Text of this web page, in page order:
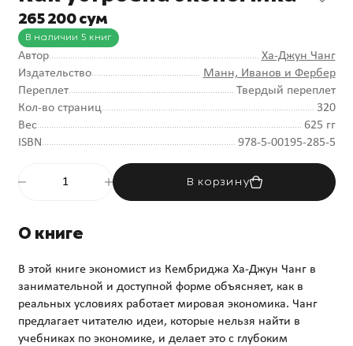
265 200 сум
В наличии 5 книг
Автор
Ха-Джун Чанг
Издательство
Манн, Иванов и Фербер
Переплет
Твердый переплет
Кол-во страниц
320
Вес
625 гг
ISBN
978-5-00195-285-5
В корзину
О книге
В этой книге экономист из Кембриджа Ха-Джун Чанг в
занимательной и доступной форме объясняет, как в
реальных условиях работает мировая экономика. Чанг
предлагает читателю идеи, которые нельзя найти в
учебниках по экономике, и делает это с глубоким